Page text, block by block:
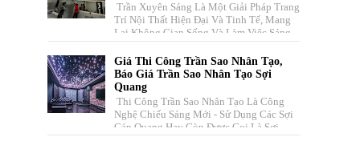
Trần Xuyên Sáng Là Một Giải Pháp Trang
Trí Nội Thất Hiện Đại Và Tinh Tế, Mang
Lại Không Gian Sống Và Làm Việc Sáng
Sủa, Thoáng Đãng, Đồng T...
Giá Thi Công Trần Sao Nhân Tạo,
Báo Giá Trần Sao Nhân Tạo Sợi
Quang
Thi Công Trần Sao Nhân Tạo Là Công
Nghệ Chiếu Sáng Mới - Sử Dụng Các Sợi
Cáp Quang Hay Còn Được Gọi Là Sợi